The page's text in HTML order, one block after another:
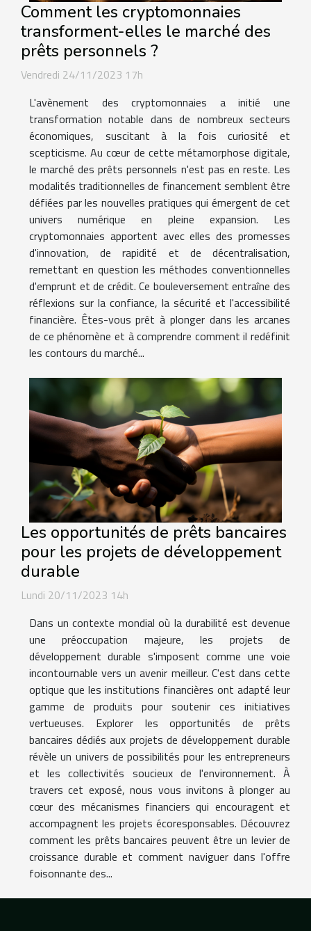
Comment les cryptomonnaies
transforment-elles le marché des
prêts personnels ?
Vendredi 24/11/2023 17h
L'avènement des cryptomonnaies a initié une
transformation notable dans de nombreux secteurs
économiques, suscitant à la fois curiosité et
scepticisme. Au cœur de cette métamorphose digitale,
le marché des prêts personnels n'est pas en reste. Les
modalités traditionnelles de financement semblent être
défiées par les nouvelles pratiques qui émergent de cet
univers numérique en pleine expansion. Les
cryptomonnaies apportent avec elles des promesses
d'innovation, de rapidité et de décentralisation,
remettant en question les méthodes conventionnelles
d'emprunt et de crédit. Ce bouleversement entraîne des
réflexions sur la confiance, la sécurité et l'accessibilité
financière. Êtes-vous prêt à plonger dans les arcanes
de ce phénomène et à comprendre comment il redéfinit
les contours du marché...
Les opportunités de prêts bancaires
pour les projets de développement
durable
Lundi 20/11/2023 14h
Dans un contexte mondial où la durabilité est devenue
une préoccupation majeure, les projets de
développement durable s'imposent comme une voie
incontournable vers un avenir meilleur. C'est dans cette
optique que les institutions financières ont adapté leur
gamme de produits pour soutenir ces initiatives
vertueuses. Explorer les opportunités de prêts
bancaires dédiés aux projets de développement durable
révèle un univers de possibilités pour les entrepreneurs
et les collectivités soucieux de l'environnement. À
travers cet exposé, nous vous invitons à plonger au
cœur des mécanismes financiers qui encouragent et
accompagnent les projets écoresponsables. Découvrez
comment les prêts bancaires peuvent être un levier de
croissance durable et comment naviguer dans l'offre
foisonnante des...